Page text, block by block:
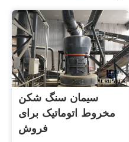
سیمان سنگ شکن
مخروط اتوماتیک برای
فروش